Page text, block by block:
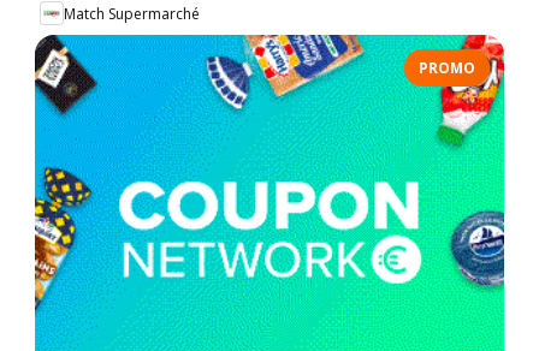
Match Supermarché
PROMO